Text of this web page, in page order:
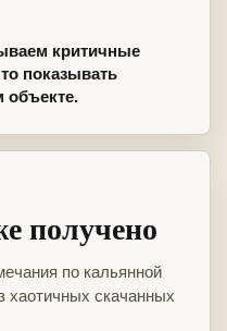
критичные
показывать
объекте.
получено
по кальянной
хаотичных скачанных